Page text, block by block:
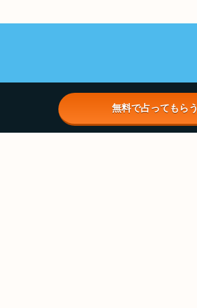
無料で占ってもらう